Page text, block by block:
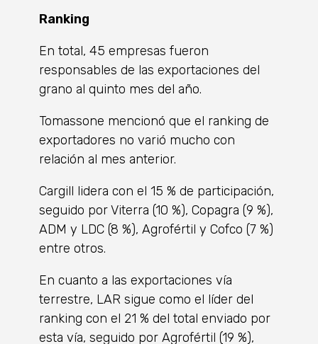
Ranking
En total, 45 empresas fueron
responsables de las exportaciones del
grano al quinto mes del año.
Tomassone mencionó que el ranking de
exportadores no varió mucho con
relación al mes anterior.
Cargill lidera con el 15 % de participación,
seguido por Viterra (10 %), Copagra (9 %),
ADM y LDC (8 %), Agrofértil y Cofco (7 %)
entre otros.
En cuanto a las exportaciones vía
terrestre, LAR sigue como el líder del
ranking con el 21 % del total enviado por
esta vía, seguido por Agrofértil (19 %),